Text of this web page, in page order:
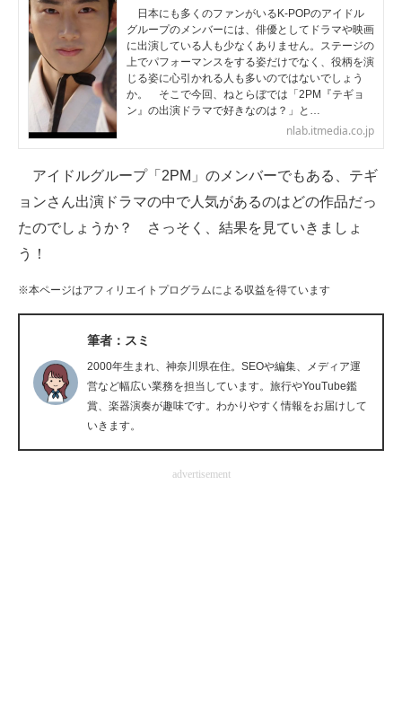
ビジネスと働き方のヒント
AI活用のいまが分かる
企業ITのトレンドを詳説
マーケ×ITの今がよく分かる
ITエンジニア向け専門サイト
IT製品の技術・比較・事例
製造業のIT導入・活用を支援
モノづくり技術者専門サイト
エレクトロニクス専門サイト
電子設計の基本と応用
日本にも多くのファンがいるK-POPのアイドル
グループのメンバーには、俳優としてドラマや映画
に出演している人も少なくありません。ステージの
上でパフォーマンスをする姿だけでなく、役柄を演
じる姿に心引かれる人も多いのではないでしょう
か。 そこで今回、ねとらぼでは「2PM『テギョ
ン』の出演ドラマで好きなのは？」と…
nlab.itmedia.co.jp
アイドルグループ「2PM」のメンバーでもある、テギ
ョンさん出演ドラマの中で人気があるのはどの作品だっ
たのでしょうか？ さっそく、結果を見ていきましょ
う！
※本ページはアフィリエイトプログラムによる収益を得ています
筆者：スミ
2000年生まれ、神奈川県在住。SEOや編集、メディア運
営など幅広い業務を担当しています。旅行やYouTube鑑
賞、楽器演奏が趣味です。わかりやすく情報をお届けして
いきます。
advertisement